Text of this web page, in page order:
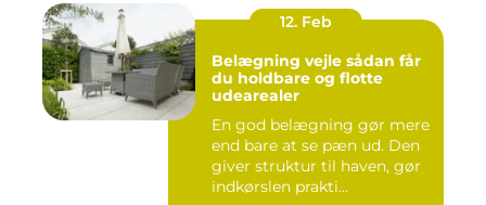
12. Feb
Belægning vejle sådan får
du holdbare og flotte
udearealer
En god belægning gør mere
end bare at se pæn ud. Den
giver struktur til haven, gør
indkørslen prakti...